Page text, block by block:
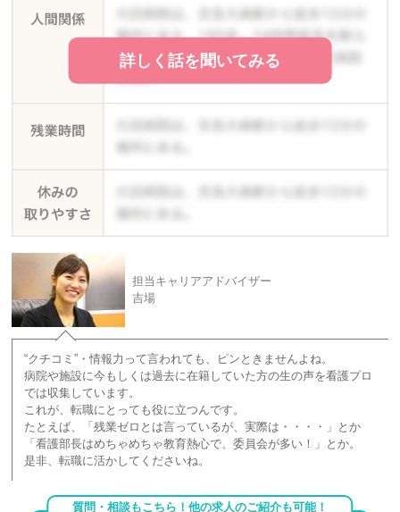
詳しく話を聞いてみる
担当キャリアアドバイザー
吉場
“クチコミ”・情報力って言われても、ピンときませんよね。
病院や施設に今もしくは過去に在籍していた方の生の声を看護プロ
では収集しています。
これが、転職にとっても役に立つんです。
たとえば、「残業ゼロとは言っているが、実際は・・・・」とか
「看護部長はめちゃめちゃ教育熱心で、委員会が多い！」とか。
是非、転職に活かしてくださいね。
質問・相談もこちら！他の求人のご紹介も可能！